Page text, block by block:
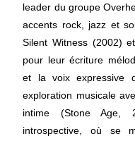
leader du groupe
accents rock, jazz et
Silent Witness (2002)
pour leur écriture
et la voix expressive
exploration musicale
intime (Stone Age,
introspective, où se